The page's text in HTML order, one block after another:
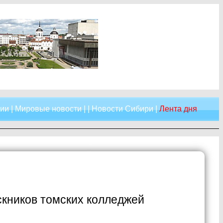
|Мировые новости| |Новости Сибири|Лента дня
томских колледжей